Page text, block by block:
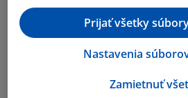
potravinové dózy,
súprava
Zamietnuť
Nastavenia
Prijať všetky